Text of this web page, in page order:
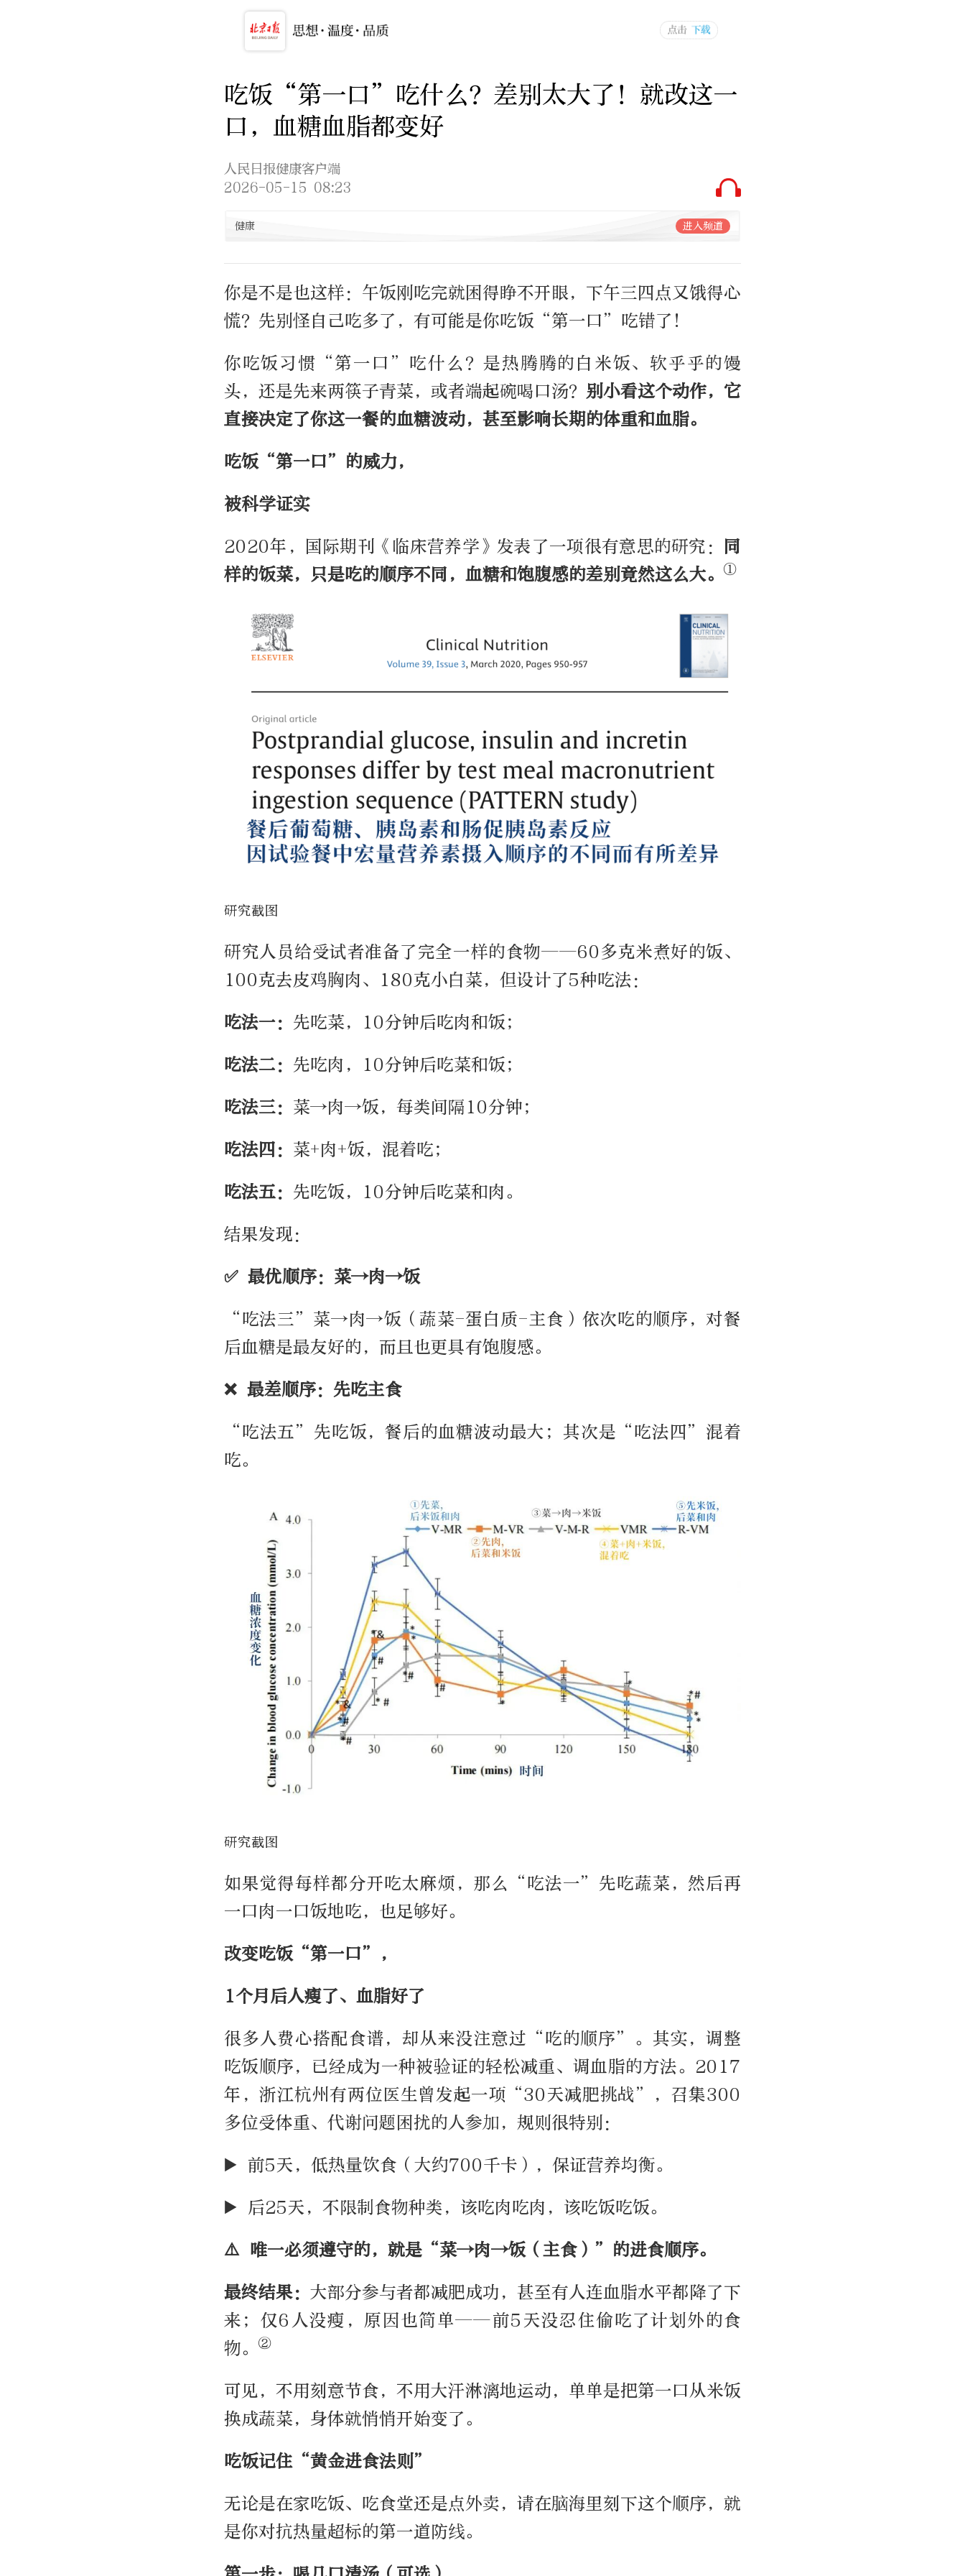
吃饭“第一口”吃什么？差别太大了！就改这一
口，血糖血脂都变好
人民日报健康客户端
2026-05-15 08:23
健康 进入频道
你是不是也这样：午饭刚吃完就困得睁不开眼，下午三四点又饿得心
慌？先别怪自己吃多了，有可能是你吃饭“第一口”吃错了！
你吃饭习惯“第一口”吃什么？是热腾腾的白米饭、软乎乎的馒
头，还是先来两筷子青菜，或者端起碗喝口汤？ 别小看这个动作，它
直接决定了你这一餐的血糖波动，甚至影响长期的体重和血脂。
吃饭“第一口”的威力，
被科学证实
2020年，国际期刊《临床营养学》发表了一项很有意思的研究：
同
样的饭菜，只是吃的顺序不同，血糖和饱腹感的差别竟然这么大。
①
研究截图
研究人员给受试者准备了完全一样的食物——60多克米煮好的饭、
100克去皮鸡胸肉、180克小白菜，但设计了5种吃法：
吃法一： 先吃菜，10分钟后吃肉和饭；
吃法二： 先吃肉，10分钟后吃菜和饭；
吃法三： 菜→肉→饭，每类间隔10分钟；
吃法四： 菜+肉+饭，混着吃；
吃法五： 先吃饭，10分钟后吃菜和肉。
结果发现：
✅ 最优顺序：菜→肉→饭
“吃法三”菜→肉→饭（蔬菜-蛋白质-主食）依次吃的顺序，对餐
后血糖是最友好的，而且也更具有饱腹感。
❌ 最差顺序：先吃主食
“吃法五”先吃饭，餐后的血糖波动最大；其次是“吃法四”混着
吃。
研究截图
如果觉得每样都分开吃太麻烦，那么“吃法一”先吃蔬菜，然后再
一口肉一口饭地吃，也足够好。
改变吃饭“第一口”，
1个月后人瘦了、血脂好了
很多人费心搭配食谱，却从来没注意过“吃的顺序”。其实，调整
吃饭顺序，已经成为一种被验证的轻松减重、调血脂的方法。2017
年，浙江杭州有两位医生曾发起一项“30天减肥挑战”，召集300
多位受体重、代谢问题困扰的人参加，规则很特别：
▶️ 前5天，低热量饮食（大约700千卡），保证营养均衡。
▶️ 后25天，不限制食物种类，该吃肉吃肉，该吃饭吃饭。
⚠️ 唯一必须遵守的，就是 “菜→肉→饭 （主食） ” 的进食顺序。
最终结果： 大部分参与者都减肥成功，甚至有人连血脂水平都降了下
来；仅6人没瘦，原因也简单——前5天没忍住偷吃了计划外的食
物。
②
可见，不用刻意节食，不用大汗淋漓地运动，单单是把第一口从米饭
换成蔬菜，身体就悄悄开始变了。
吃饭记住“黄金进食法则”
无论是在家吃饭、吃食堂还是点外卖，请在脑海里刻下这个顺序，就
是你对抗热量超标的第一道防线。